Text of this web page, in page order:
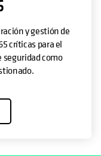
y gestión de
críticas para el
seguridad como